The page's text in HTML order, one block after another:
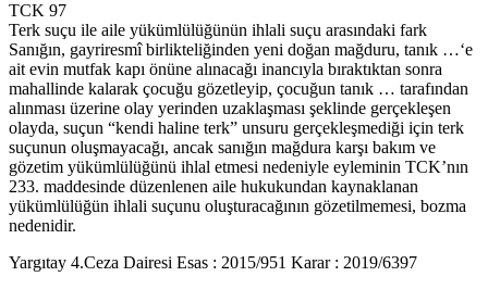
TCK 97
Terk suçu ile aile yükümlülüğünün ihlali suçu arasındaki fark
Sanığın, gayriresmî birlikteliğinden yeni doğan mağduru, tanık …‘e
ait evin mutfak kapı önüne alınacağı inancıyla bıraktıktan sonra
mahallinde kalarak çocuğu gözetleyip, çocuğun tanık … tarafından
alınması üzerine olay yerinden uzaklaşması şeklinde gerçekleşen
olayda, suçun “kendi haline terk” unsuru gerçekleşmediği için terk
suçunun oluşmayacağı, ancak sanığın mağdura karşı bakım ve
gözetim yükümlülüğünü ihlal etmesi nedeniyle eyleminin TCK’nın
233. maddesinde düzenlenen aile hukukundan kaynaklanan
yükümlülüğün ihlali suçunu oluşturacağının gözetilmemesi, bozma
nedenidir.
Yargıtay 4.Ceza Dairesi Esas : 2015/951 Karar : 2019/6397